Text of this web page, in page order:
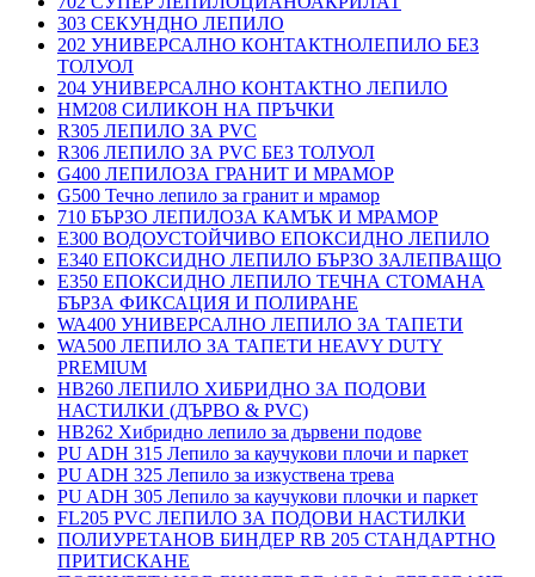
303 СЕКУНДНО ЛЕПИЛО
202 УНИВЕРСАЛНО КОНТАКТНОЛЕПИЛО БЕЗ
ТОЛУОЛ
204 УНИВЕРСАЛНО КОНТАКТНО ЛЕПИЛО
HM208 СИЛИКОН НА ПРЪЧКИ
R305 ЛЕПИЛО ЗА PVC
R306 ЛЕПИЛО ЗА PVC БЕЗ ТОЛУОЛ
G400 ЛЕПИЛОЗА ГРАНИТ И МРАМОP
G500 Течно лепило за гранит и мрамор
710 БЪРЗО ЛЕПИЛОЗА КАМЪК И МРАМОP
E300 ВОДОУСТОЙЧИВО ЕПОКСИДНО ЛЕПИЛО
E340 ЕПОКСИДНО ЛЕПИЛО БЪРЗО ЗАЛЕПВАЩО
E350 ЕПОКСИДНО ЛЕПИЛО ТЕЧНА СТОМАНА
БЪРЗА ФИКСАЦИЯ И ПОЛИРАНЕ
WA400 УНИВЕРСАЛНО ЛЕПИЛО ЗА ТАПЕТИ
WA500 ЛЕПИЛО ЗА ТАПЕТИ HEAVY DUTY
PREMIUM
HB260 ЛЕПИЛО ХИБРИДНО ЗА ПОДОВИ
НАСТИЛКИ (ДЪРВО & PVC)
HB262 Хибридно лепило за дървени подове
PU ADH 315 Лепило за каучукови плочи и паркет
PU ADH 325 Лепило за изкуствена трева
PU ADH 305 Лепило за каучукови плочки и паркет
FL205 PVC ЛЕПИЛО ЗА ПОДОВИ НАСТИЛКИ
ПОЛИУРЕТАНОВ БИНДЕР RB 205 СТАНДАРТНО
ПРИТИСКАНЕ